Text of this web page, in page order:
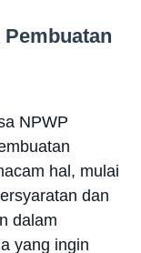
NPWP
hal, mulai
dan
dalam
yang ingin